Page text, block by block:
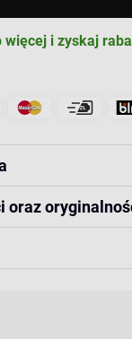
więcej i zyskaj
oraz